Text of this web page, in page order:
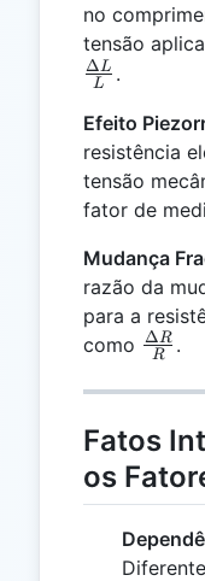
no
tensão
L
ΔL .
Efeito
resistência
tensão
fator de
Mudança
razão da
para a
como
R
ΔR .
Fatos
os